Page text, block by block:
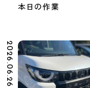
本日の作業
2026.06.26